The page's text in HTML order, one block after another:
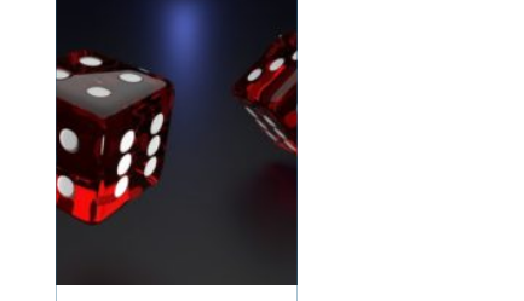
och tur. Från de
traditionella spelhålorna
i Las Vegas till dagens
moderna
onlineplattformar har ...